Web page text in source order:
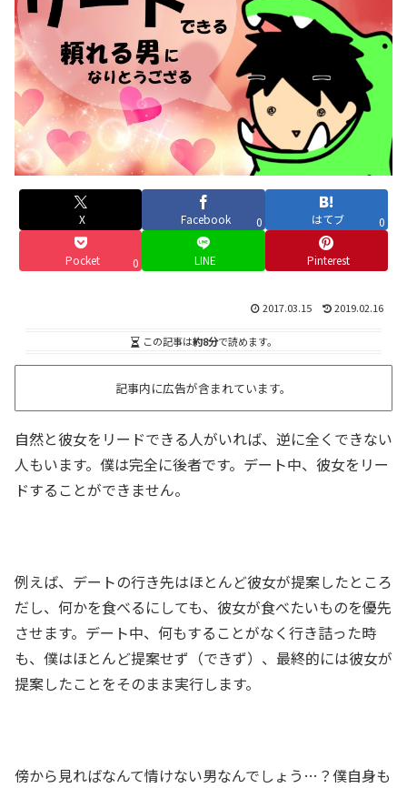
X Facebook 0 はてブ 0
Pocket 0 LINE Pinterest
2017.03.15 2019.02.16
この記事は約8分で読めます。
記事内に広告が含まれています。
自然と彼女をリードできる人がいれば、逆に全くできない
人もいます。僕は完全に後者です。デート中、彼女をリー
ドすることができません。
例えば、デートの行き先はほとんど彼女が提案したところ
だし、何かを食べるにしても、彼女が食べたいものを優先
させます。デート中、何もすることがなく行き詰った時
も、僕はほとんど提案せず（できず）、最終的には彼女が
提案したことをそのまま実行します。
傍から見ればなんて情けない男なんでしょう…？僕自身も